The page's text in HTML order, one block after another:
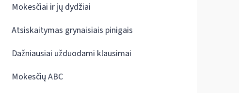
Mokesčiai ir jų dydžiai
Atsiskaitymas grynaisiais pinigais
Dažniausiai užduodami klausimai
Mokesčių ABC